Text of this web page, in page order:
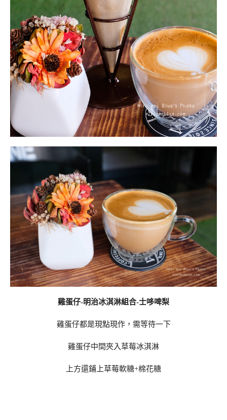
雞蛋仔-明治冰淇淋組合-士哆啤梨
雞蛋仔都是現點現作，需等待一下
雞蛋仔中間夾入草莓冰淇淋
上方還鋪上草莓軟糖+棉花糖